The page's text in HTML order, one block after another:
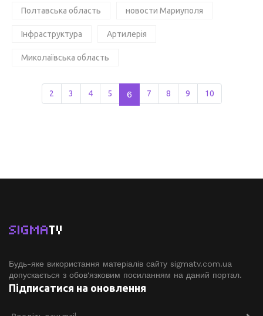
Полтавська область новости Мариуполя
Інфраструктура Артилерія
Миколаївська область
2 3 4 5 6 7 8 9 10
SIGMATV
Будь-яке використання матеріалів сайту sigmatv.com.ua
допускається з обов'язковим посиланням на даний портал.
Підписатися на оновлення